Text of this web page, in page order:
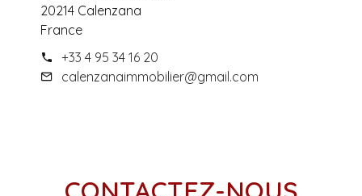
20214 Calenzana
France
+33 4 95 34 16 20
calenzanaimmobilier@gmail.com